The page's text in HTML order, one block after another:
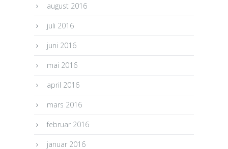
august 2016
juli 2016
juni 2016
mai 2016
april 2016
mars 2016
februar 2016
januar 2016